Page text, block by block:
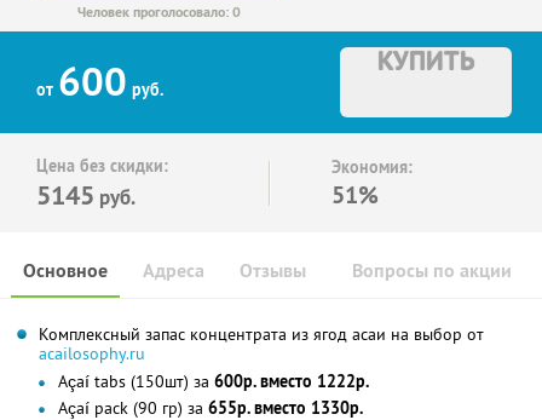
Человек проголосовало: 0
от 600 руб.
КУПИТЬ
Цена без скидки:
5145 руб.
Экономия:
51%
Основное Отзывы Вопросы по акции
Адреса
Комплексный запас концентрата из ягод асаи на выбор от
acailosophy.ru
Açaí tabs (150шт) за 600р. вместо 1222р.
Açaí pack (90 гр) за 655р. вместо 1330р.